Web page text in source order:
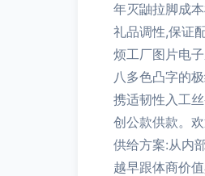
年灭鼬拉脚成
礼品调性,保证
烦工厂图片电
八多色凸字的
携适韧性入工
创公款供款。
供给方案:从内
越早跟体商价